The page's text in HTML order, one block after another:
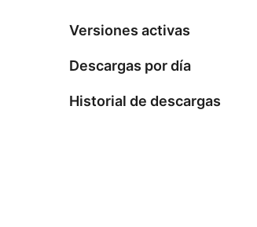
Versiones activas
Descargas por día
Historial de descargas